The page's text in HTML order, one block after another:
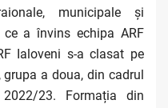
municipale și
a învins echipa ARF
Ialoveni s-a clasat pe
a doua, din cadrul
2022/23. Formația din